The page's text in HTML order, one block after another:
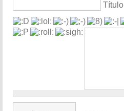
Título